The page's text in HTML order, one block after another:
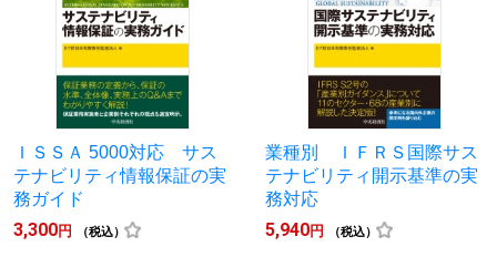
ＩＳＳＡ 5000対応 サス
テナビリティ情報保証の実
務ガイド
3,300円 （税込）
業種別 ＩＦＲＳ国際サス
テナビリティ開示基準の実
務対応
5,940円 （税込）